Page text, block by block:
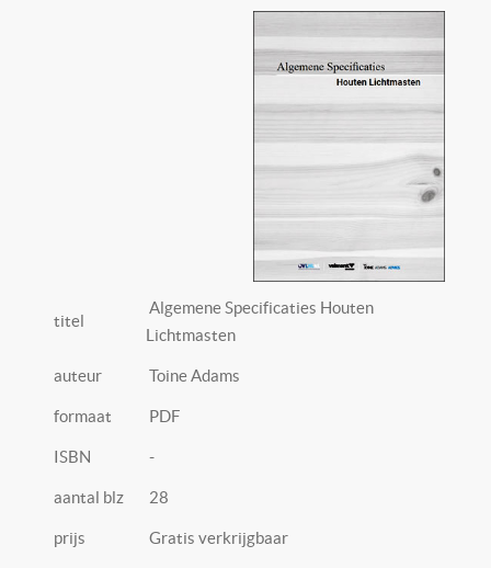
titel
Algemene Specificaties Houten
Lichtmasten
auteur Toine Adams
formaat PDF
ISBN -
aantal blz 28
prijs Gratis verkrijgbaar